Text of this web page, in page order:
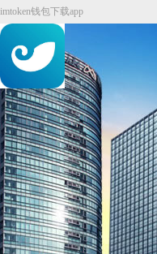
imtoken钱包下载app